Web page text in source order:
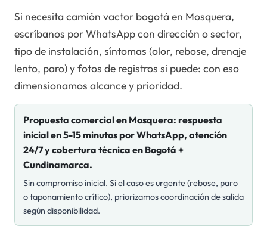
Si necesita camión vactor bogotá en Mosquera,
escríbanos por WhatsApp con dirección o sector,
tipo de instalación, síntomas (olor, rebose, drenaje
lento, paro) y fotos de registros si puede: con eso
dimensionamos alcance y prioridad.
Propuesta comercial en Mosquera: respuesta
inicial en 5-15 minutos por WhatsApp, atención
24/7 y cobertura técnica en Bogotá +
Cundinamarca.
Sin compromiso inicial. Si el caso es urgente (rebose, paro
o taponamiento crítico), priorizamos coordinación de salida
según disponibilidad.